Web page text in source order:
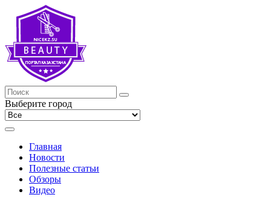
Выберите город
Главная
Новости
Полезные статьи
Обзоры
Видео